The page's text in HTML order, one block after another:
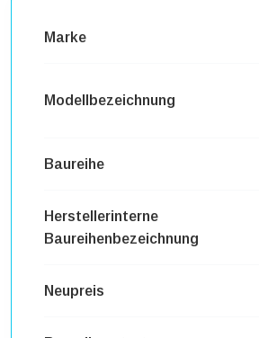
Marke
Modellbezeichnung
Baureihe
Herstellerinterne
Baureihenbezeichnung
Neupreis